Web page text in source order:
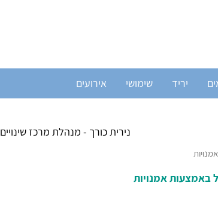
יריד שימושי אירועים
נירית כורך - מנהלת מרכז שינויים